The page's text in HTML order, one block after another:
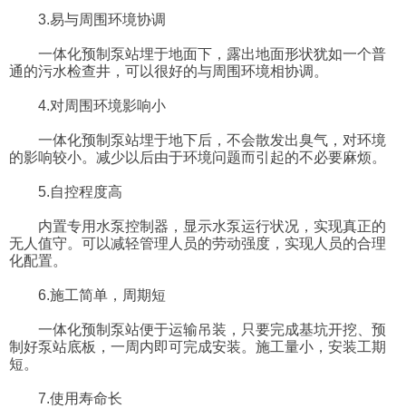
3.易与周围环境协调
一体化预制泵站埋于地面下，露出地面形状犹如一个普
通的污水检查井，可以很好的与周围环境相协调。
4.对周围环境影响小
一体化预制泵站埋于地下后，不会散发出臭气，对环境
的影响较小。减少以后由于环境问题而引起的不必要麻烦。
5.自控程度高
内置专用水泵控制器，显示水泵运行状况，实现真正的
无人值守。可以减轻管理人员的劳动强度，实现人员的合理
化配置。
6.施工简单，周期短
一体化预制泵站便于运输吊装，只要完成基坑开挖、预
制好泵站底板，一周内即可完成安装。施工量小，安装工期
短。
7.使用寿命长